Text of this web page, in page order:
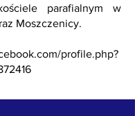
parafialnym w
Moszczenicy.
profile.php?